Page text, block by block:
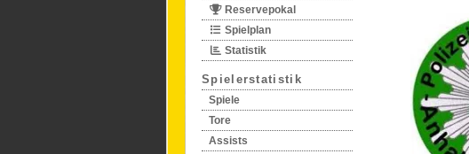
Reservepokal
Spielplan
Statistik
Spielerstatistik
Spiele
Tore
Assists